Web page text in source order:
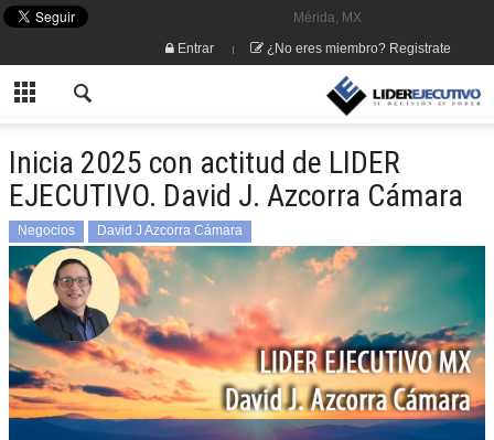
Mérida, MX
Entrar
¿No eres miembro? Registrate
Inicia 2025 con actitud de LIDER
EJECUTIVO. David J. Azcorra Cámara
Negocios David J Azcorra Cámara